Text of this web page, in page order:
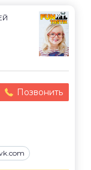
Позвонить